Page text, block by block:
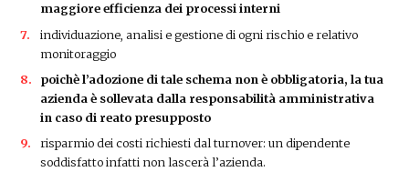
maggiore efficienza dei processi interni
individuazione, analisi e gestione di ogni rischio e relativo
monitoraggio
poichè l’adozione di tale schema non è obbligatoria, la tua
azienda è sollevata dalla responsabilità amministrativa
in caso di reato presupposto
risparmio dei costi richiesti dal turnover: un dipendente
soddisfatto infatti non lascerà l’azienda.